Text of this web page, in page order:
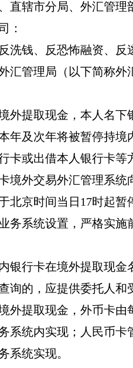
直辖市分局、外汇管
：
洗钱、反恐怖融资、
汇管理局（以下简称
外提取现金，本人名
年及次年将被暂停持境
卡或出借本人银行卡等
境外交易外汇管理系
北京时间当日 17时起暂
务系统设置，严格实
银行卡在境外提取现
询的，应提供委托人和
外提取现金，外币卡由
系统内实现；人民币卡
系统实现。